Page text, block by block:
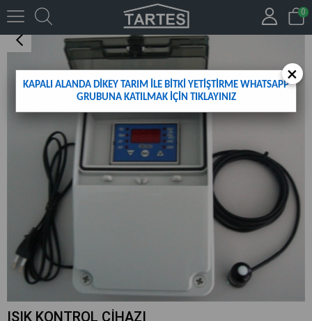
0
IŞIK KONTROL CİHAZI
IŞIK KONTROL CİHAZI
×
KAPALI ALANDA DİKEY TARIM İLE BİTKİ YETİŞTİRME WHATSAPP
GRUBUNA KATILMAK İÇİN TIKLAYINIZ